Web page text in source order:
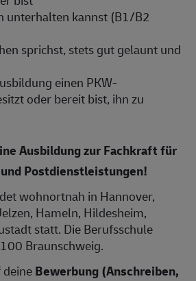
unterhalten kannst (B1/B2
sprichst, stets gut gelaunt und
einen PKW-
oder bereit bist, ihn zu
Ausbildung zur Fachkraft für
Postdienstleistungen!
wohnortnah in Hannover,
Hameln, Hildesheim,
statt. Die Berufsschule
Braunschweig.
Bewerbung (Anschreiben,